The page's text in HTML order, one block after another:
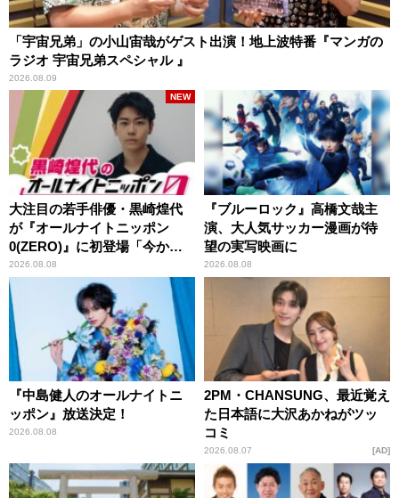
「宇宙兄弟」の小山宙哉がゲスト出演！地上波特番『マンガの
ラジオ 宇宙兄弟スペシャル 』
2026.08.09
大注目の若手俳優・黒崎煌代
が『オールナイトニッポン
0(ZERO)』に初登場「今から
とてもワクワクしておりま
す！」
2026.08.08
NEW
『ブルーロック』高橋文哉主
演、大人気サッカー漫画が待
望の実写映画に
2026.08.08
『中島健人のオールナイトニ
ッポン』放送決定！
2026.08.08
2PM・CHANSUNG、最近覚え
た日本語に大沢あかねがツッ
コミ
2026.08.07 AD